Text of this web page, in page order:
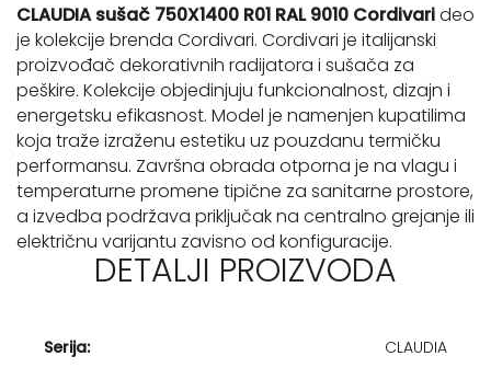
CLAUDIA sušač 750X1400 R01 RAL 9010 Cordivarideo
je kolekcije brenda Cordivari. Cordivari je italijanski
proizvođač dekorativnih radijatora i sušača za
peškire. Kolekcije objedinjuju funkcionalnost, dizajn i
energetsku efikasnost. Model je namenjen kupatilima
koja traže izraženu estetiku uz pouzdanu termičku
performansu. Završna obrada otporna je na vlagu i
temperaturne promene tipične za sanitarne prostore,
a izvedba podržava priključak na centralno grejanje ili
električnu varijantu zavisno od konfiguracije.
DETALJI PROIZVODA
Serija: CLAUDIA